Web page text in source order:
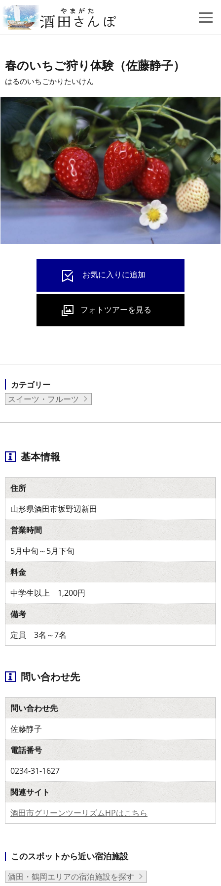
春のいちご狩り体験（佐藤静子）
はるのいちごかりたいけん
カテゴリー
スイーツ・フルーツ
基本情報
住所
山形県酒田市坂野辺新田
営業時間
5月中旬～5月下旬
料金
中学生以上 1,200円
備考
定員 3名～7名
問い合わせ先
問い合わせ先
佐藤静子
電話番号
0234-31-1627
関連サイト
酒田市グリーンツーリズムHPはこちら
このスポットから近い宿泊施設
酒田・鶴岡エリアの宿泊施設を探す